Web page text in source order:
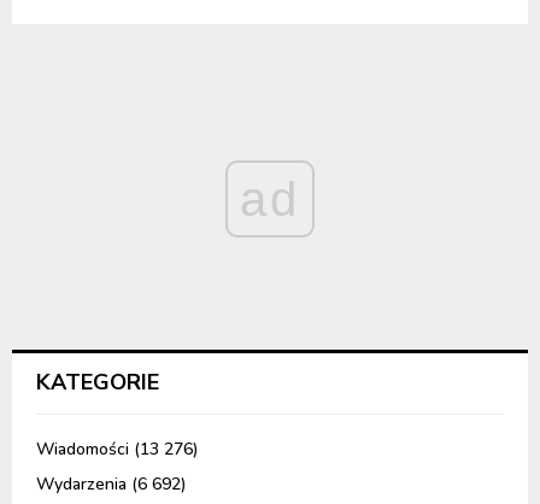
ad
KATEGORIE
Wiadomości (13 276)
Wydarzenia (6 692)